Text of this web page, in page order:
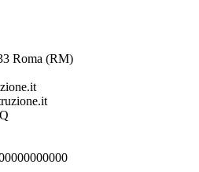
Roma (RM)